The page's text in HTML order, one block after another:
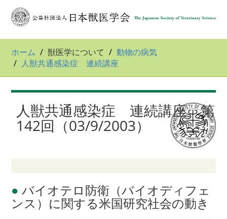
ホーム 獣医学について
動物の病気
人獣共通感染症 連続講座
人獣共通感染症 連続講座 第
142回（03/9/2003）
● バイオテロ防衛（バイオディフェ
ンス）に関する米国研究社会の動き